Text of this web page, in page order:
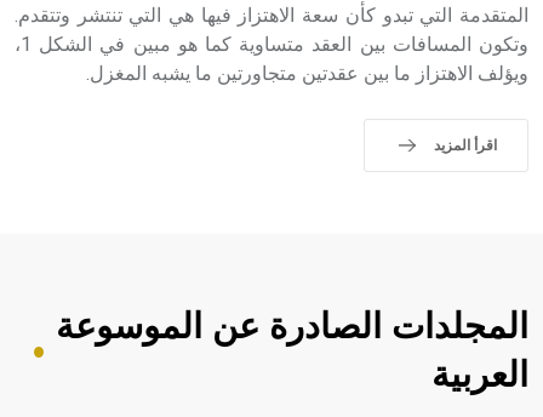
المتقدمة التي تبدو كأن سعة الاهتزاز فيها هي التي تنتشر وتتقدم.
وتكون المسافات بين العقد متساوية كما هو مبين في الشكل 1،
ويؤلف الاهتزاز ما بين عقدتين متجاورتين ما يشبه المغزل.
اقرأ المزيد
المجلدات الصادرة عن الموسوعة
العربية